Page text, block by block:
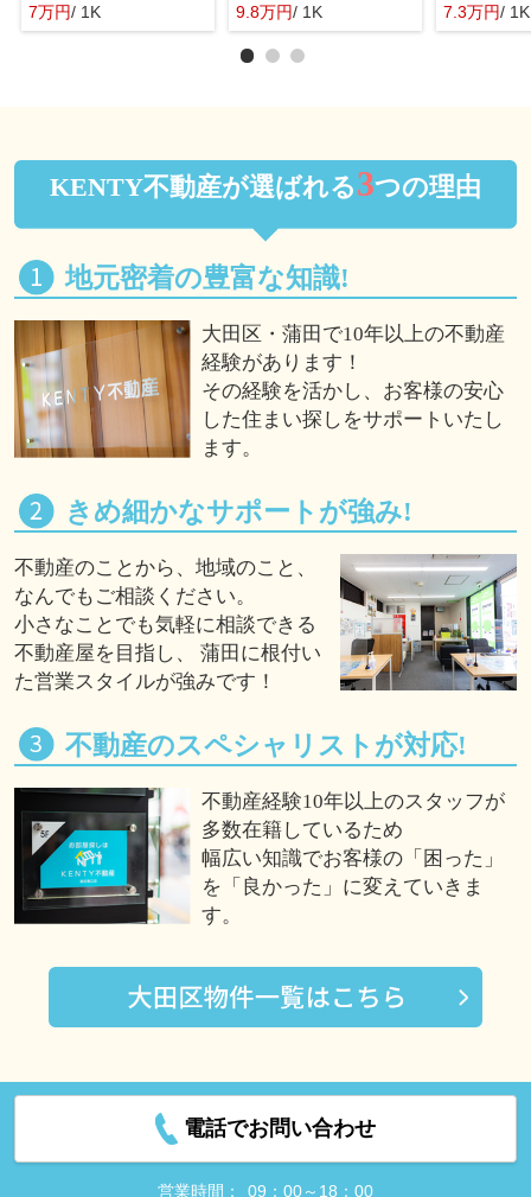
7万円/ 1K
9.8万円/ 1K
7.3万円/ 1K
KENTY不動産が選ばれる3つの理由
地元密着の豊富な知識!
大田区・蒲田で10年以上の不動産
経験があります！
その経験を活かし、お客様の安心
した住まい探しをサポートいたし
ます。
きめ細かなサポートが強み!
不動産のことから、地域のこと、
なんでもご相談ください。
小さなことでも気軽に相談できる
不動産屋を目指し、 蒲田に根付い
た営業スタイルが強みです！
不動産のスペシャリストが対応!
不動産経験10年以上のスタッフが
多数在籍しているため
幅広い知識でお客様の「困った」
を「良かった」に変えていきま
す。
電話でお問い合わせ
営業時間： 09：00～18：00